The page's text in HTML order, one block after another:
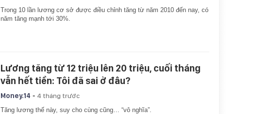
Trong 10 lần lương cơ sở được điều chỉnh tăng từ năm 2010 đến nay, có
năm tăng mạnh tới 30%.
Lương tăng từ 12 triệu lên 20 triệu, cuối tháng
vẫn hết tiền: Tôi đã sai ở đâu?
Money.14 - 4 tháng trước
Tăng lương thế này, suy cho cùng cũng… “vô nghĩa”.